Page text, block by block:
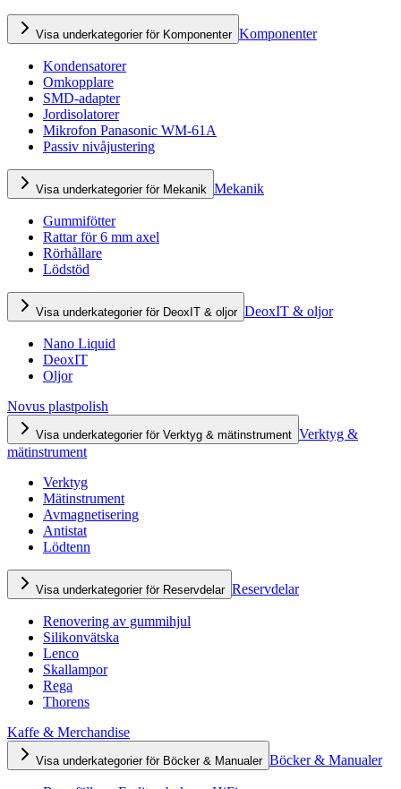
Visa underkategorier för Komponenter Komponenter
Kondensatorer
Omkopplare
SMD-adapter
Jordisolatorer
Mikrofon Panasonic WM-61A
Passiv nivåjustering
Visa underkategorier för Mekanik Mekanik
Gummifötter
Rattar för 6 mm axel
Rörhållare
Lödstöd
Visa underkategorier för DeoxIT & oljor DeoxIT & oljor
Nano Liquid
DeoxIT
Oljor
Novus plastpolish
Visa underkategorier för Verktyg & mätinstrument Verktyg &
mätinstrument
Verktyg
Mätinstrument
Avmagnetisering
Antistat
Lödtenn
Visa underkategorier för Reservdelar Reservdelar
Renovering av gummihjul
Silikonvätska
Lenco
Skallampor
Rega
Thorens
Kaffe & Merchandise
Visa underkategorier för Böcker & Manualer Böcker & Manualer